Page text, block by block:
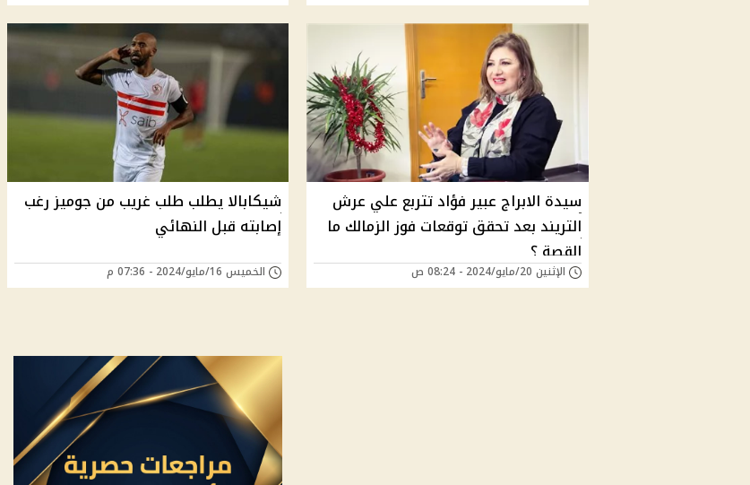
سيدة الابراج عبير فؤاد تتربع علي عرش
التريند بعد تحقق توقعات فوز الزمالك ما
القصة ؟
الإثنين 20/مايو/2024 - 08:24 ص
شيكابالا يطلب طلب غريب من جوميز رغب
إصابته قبل النهائي
الخميس 16/مايو/2024 - 07:36 م